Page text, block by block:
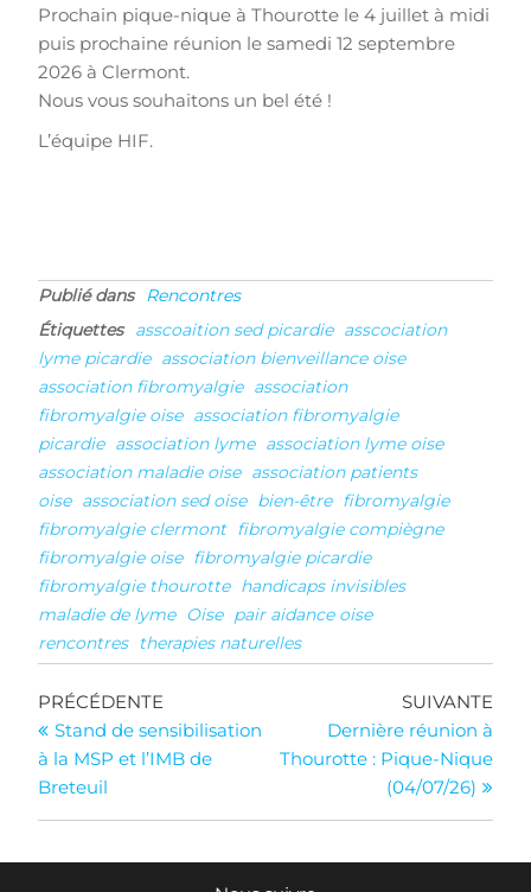
Prochain pique-nique à Thourotte le 4 juillet à midi
puis prochaine réunion le samedi 12 septembre
2026 à Clermont.
Nous vous souhaitons un bel été !
L’équipe HIF.
Publié dans
Rencontres
Étiquettes
asscoaition sed picardie asscociation
lyme picardie association bienveillance oise
association fibromyalgie association
fibromyalgie oise association fibromyalgie
picardie association lyme association lyme oise
association maladie oise association patients
oise association sed oise bien-être fibromyalgie
fibromyalgie clermont fibromyalgie compiègne
fibromyalgie oise fibromyalgie picardie
fibromyalgie thourotte handicaps invisibles
maladie de lyme Oise pair aidance oise
rencontres
therapies naturelles
Navigation
de
l’article
Article
précédent
PRÉCÉDENTE
Stand de sensibilisation
à la MSP et l’IMB de
Breteuil
SUIVANTE
Dernière réunion à
Thourotte : Pique-Nique
(04/07/26)